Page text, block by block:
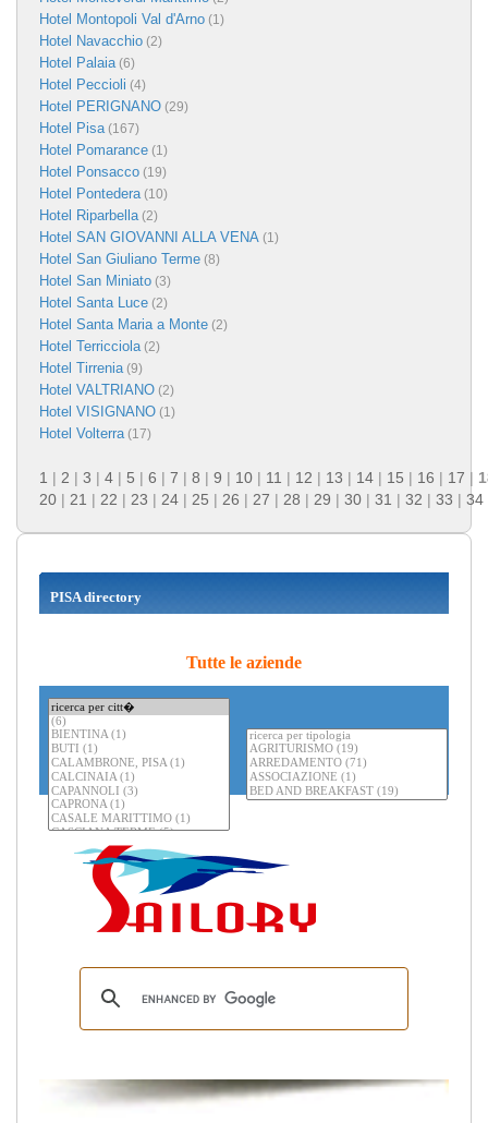
Hotel Montopoli Val d'Arno (1)
Hotel Navacchio (2)
Hotel Palaia (6)
Hotel Peccioli (4)
Hotel PERIGNANO (29)
Hotel Pisa (167)
Hotel Pomarance (1)
Hotel Ponsacco (19)
Hotel Pontedera (10)
Hotel Riparbella (2)
Hotel SAN GIOVANNI ALLA VENA (1)
Hotel San Giuliano Terme (8)
Hotel San Miniato (3)
Hotel Santa Luce (2)
Hotel Santa Maria a Monte (2)
Hotel Terricciola (2)
Hotel Tirrenia (9)
Hotel VALTRIANO (2)
Hotel VISIGNANO (1)
Hotel Volterra (17)
1 | 2 | 3 | 4 | 5 | 6 | 7 | 8 | 9 | 10 | 11 | 12 | 13 | 14 | 15 | 16 | 17 |
20 | 21 | 22 | 23 | 24 | 25 | 26 | 27 | 28 | 29 | 30 | 31 | 32 | 33 | 34
PISA directory
Tutte le aziende